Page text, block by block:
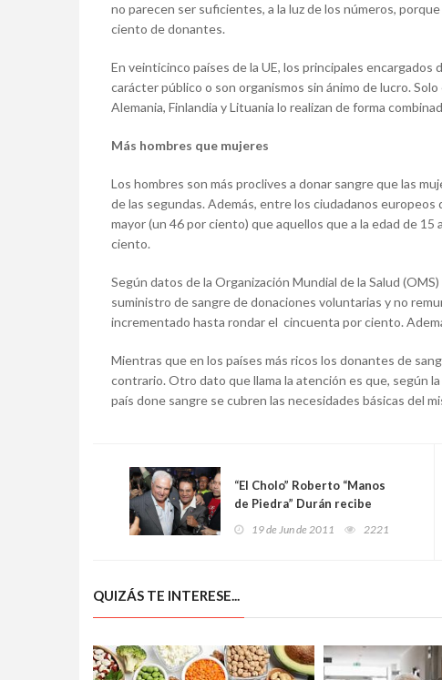
no parecen ser suficientes, a la luz de los números,
ciento de donantes.
En veinticinco países de la UE, los principales
carácter público o son organismos sin ánimo de lucro.
Alemania, Finlandia y Lituania lo realizan de forma
Más hombres que mujeres
Los hombres son más proclives a donar sangre que las
de las segundas. Además, entre los ciudadanos
mayor (un 46 por ciento) que aquellos que a la edad de
ciento.
Según datos de la Organización Mundial de la Salud
suministro de sangre de donaciones voluntarias y no
incrementado hasta rondar el cincuenta por ciento.
Mientras que en los países más ricos los donantes de
contrario. Otro dato que llama la atención es que, según
país done sangre se cubren las necesidades básicas del
“El Cholo” Roberto “Manos
de Piedra” Durán recibe
numerosas muestras de
19 de Jun de 2011 2221
QUIZÁS TE INTERESE...